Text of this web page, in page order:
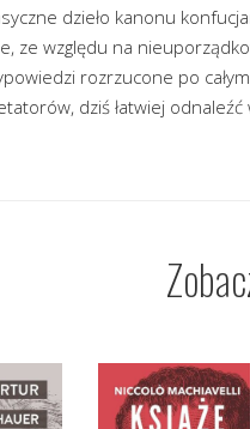
dzieło kanonu
ze względu na
rozrzucone po
dziś łatwiej odnaleźć